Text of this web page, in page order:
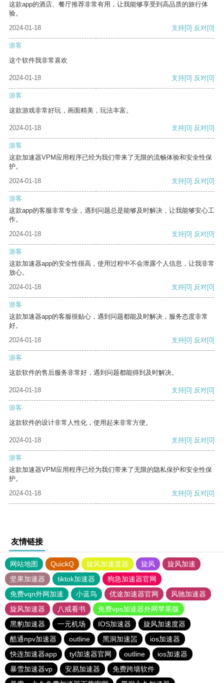
这款app的酒店、餐厅推荐非常有用，让我能够享受到高品质的旅行体
验。
2024-01-18
支持[0] 反对[0]
游客
这个软件我非常喜欢
2024-01-18 支持[0] 反对[0]
游客
这款游戏非常好玩，画面精美，玩法丰富。
2024-01-18 支持[0] 反对[0]
游客
这款加速器VPM应用程序已经为我们带来了无限的流畅体验和安全性保
护。
2024-01-18
支持[0] 反对[0]
游客
这款app的客服非常专业，遇到问题总是能够及时解决，让我能够安心工
作。
2024-01-18
支持[0] 反对[0]
游客
这款加速器app的安全性很高，使用过程中不会泄露个人信息，让我非常
放心。
2024-01-18
支持[0] 反对[0]
游客
这款加速器app的客服很贴心，遇到问题都能及时解决，服务态度非常
好。
2024-01-18
支持[0] 反对[0]
游客
这款软件的售后服务非常好，遇到问题都能得到及时解决。
2024-01-18 支持[0] 反对[0]
游客
这款软件的设计非常人性化，使用起来非常方便。
2024-01-18 支持[0] 反对[0]
游客
这款加速器VPM应用程序已经为我们带来了无限的隐私保护和安全性保
护。
2024-01-18
支持[0] 反对[0]
友情链接
网站地图 QuickQ 旋风加速度器 旋风
旋风加速
坚果加速器
tiktok加速器
狗急加速器官网
免费vqn外网加速
小蓝鸟 优途加速器官网
风驰加速器
旋风加速器
八戒看书
免费vps加速器外网苹果版
黑豹加速器
一元机场 IOS加速器
旋风加速度器
酷通npv加速器
outline 黑洞加速噐
ios加速器
快连加速器app
tyl加速器官网 outline
ios加速器
暴雪加速器vp
安易加速器
免费跨墙软件